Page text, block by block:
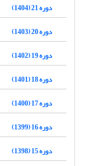
دوره 21 (1404)
دوره 20 (1403)
دوره 19 (1402)
دوره 18 (1401)
دوره 17 (1400)
دوره 16 (1399)
دوره 15 (1398)